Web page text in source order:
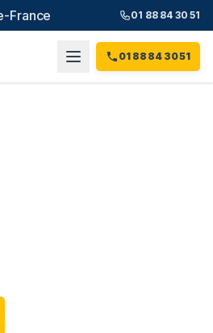
France 01 88 84 30 51
01 88 84 30 51